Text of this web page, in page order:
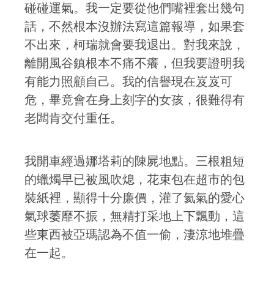
碰碰運氣。我一定要從他們嘴裡套出幾句
話，不然根本沒辦法寫這篇報導，如果套
不出來，柯瑞就會要我退出。對我來說，
離開風谷鎮根本不痛不癢，但我要證明我
有能力照顧自己。我的信譽現在岌岌可
危，畢竟會在身上刻字的女孩，很難得有
老闆肯交付重任。
我開車經過娜塔莉的陳屍地點。三根粗短
的蠟燭早已被風吹熄，花束包在超市的包
裝紙裡，顯得十分廉價，灌了氦氣的愛心
氣球萎靡不振，無精打采地上下飄動，這
些東西被亞瑪認為不值一偷，淒涼地堆疊
在一起。